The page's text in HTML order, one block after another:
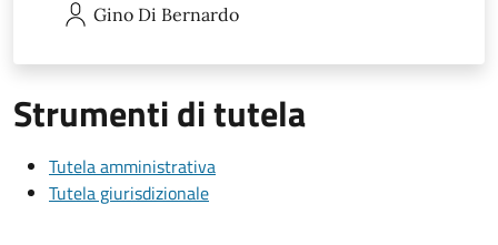
Gino Di Bernardo
Strumenti di tutela
Tutela amministrativa
Tutela giurisdizionale